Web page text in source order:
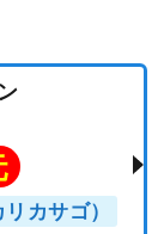
カサゴ）